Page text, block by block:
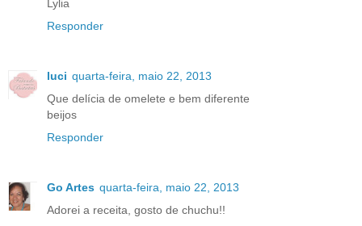
Lylia
Responder
luci quarta-feira, maio 22, 2013
Que delícia de omelete e bem diferente
beijos
Responder
Go Artes quarta-feira, maio 22, 2013
Adorei a receita, gosto de chuchu!!